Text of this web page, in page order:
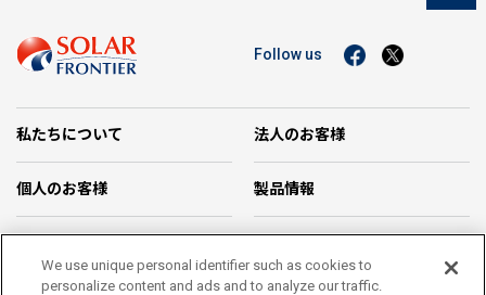
Follow us
私たちについて 法人のお客様
個人のお客様 製品情報
We use unique personal identifier such as cookies to
personalize content and ads and to analyze our traffic.